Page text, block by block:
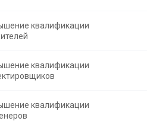
квалификации
квалификации
квалификации